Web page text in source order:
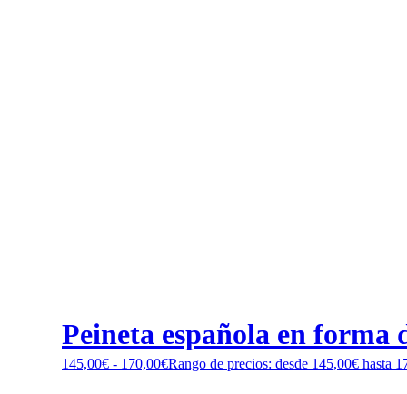
Peineta española en forma
145,00€ - 170,00€Rango de precios: desde 145,00€ hasta